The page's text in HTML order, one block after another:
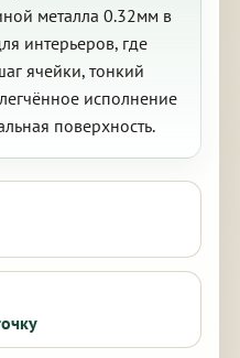
металла 0.32мм в
интерьеров, где
ячейки, тонкий
исполнение
поверхность.